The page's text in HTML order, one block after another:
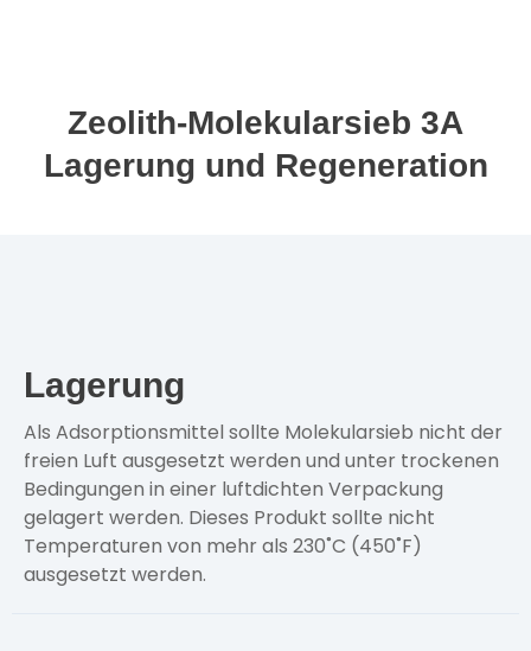
Zeolith-Molekularsieb 3A
Lagerung und Regeneration
Lagerung
Als Adsorptionsmittel sollte Molekularsieb nicht der
freien Luft ausgesetzt werden und unter trockenen
Bedingungen in einer luftdichten Verpackung
gelagert werden. Dieses Produkt sollte nicht
Temperaturen von mehr als 230˚C (450˚F)
ausgesetzt werden.